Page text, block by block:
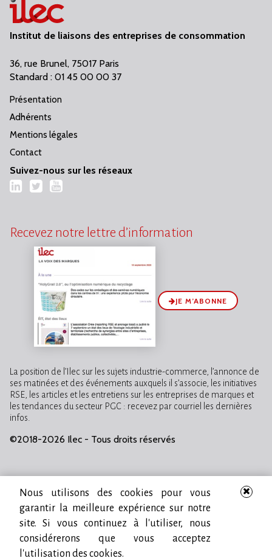
Institut de liaisons des entreprises de consommation
36, rue Brunel, 75017 Paris
Standard : 01 45 00 00 37
Présentation
Adhérents
Mentions légales
Contact
Suivez-nous sur les réseaux
LinkedIn
TwitterYouTube
Recevez notre lettre d’information
JE M’ABONNE
La position de l’Ilec sur les sujets industrie-commerce, l’annonce de
ses matinées et des événements auxquels il s’associe, les initiatives
RSE, les articles et les entretiens sur les entreprises de marques et
les tendances du secteur PGC : recevez par courriel les dernières
infos.
©2018-2026 Ilec - Tous droits réservés
Nous utilisons des cookies pour vous
garantir la meilleure expérience sur notre
site. Si vous continuez à l'utiliser, nous
considérerons que vous acceptez
l'utilisation des cookies.